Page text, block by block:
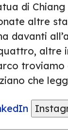
di
altre
davanti
altre
che